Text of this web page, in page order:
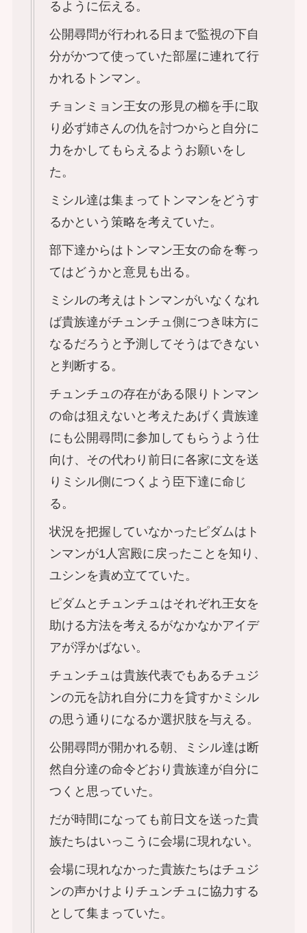
るように伝える。
公開尋問が行われる日まで監視の下自
分がかつて使っていた部屋に連れて行
かれるトンマン。
チョンミョン王女の形見の櫛を手に取
り必ず姉さんの仇を討つからと自分に
力をかしてもらえるようお願いをし
た。
ミシル達は集まってトンマンをどうす
るかという策略を考えていた。
部下達からはトンマン王女の命を奪っ
てはどうかと意見も出る。
ミシルの考えはトンマンがいなくなれ
ば貴族達がチュンチュ側につき味方に
なるだろうと予測してそうはできない
と判断する。
チュンチュの存在がある限りトンマン
の命は狙えないと考えたあげく貴族達
にも公開尋問に参加してもらうよう仕
向け、その代わり前日に各家に文を送
りミシル側につくよう臣下達に命じ
る。
状況を把握していなかったピダムはト
ンマンが1人宮殿に戻ったことを知り、
ユシンを責め立てていた。
ピダムとチュンチュはそれぞれ王女を
助ける方法を考えるがなかなかアイデ
アが浮かばない。
チュンチュは貴族代表でもあるチュジ
ンの元を訪れ自分に力を貸すかミシル
の思う通りになるか選択肢を与える。
公開尋問が開かれる朝、ミシル達は断
然自分達の命令どおり貴族達が自分に
つくと思っていた。
だが時間になっても前日文を送った貴
族たちはいっこうに会場に現れない。
会場に現れなかった貴族たちはチュジ
ンの声かけよりチュンチュに協力する
として集まっていた。